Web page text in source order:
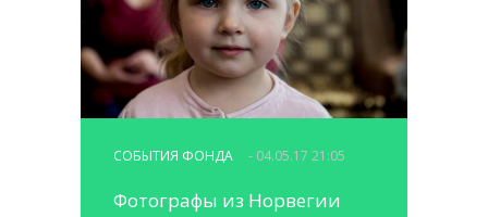
СОБЫТИЯ ФОНДА - 04.05.17 21:05
Фотографы из Норвегии